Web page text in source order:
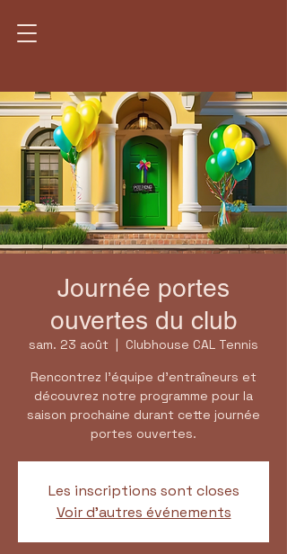
Journée portes
ouvertes du club
sam. 23 août
  |
Clubhouse CAL Tennis
Rencontrez l'équipe d'entraîneurs et
découvrez notre programme pour la
saison prochaine durant cette journée
portes ouvertes.
Les inscriptions sont closes
Voir d'autres événements